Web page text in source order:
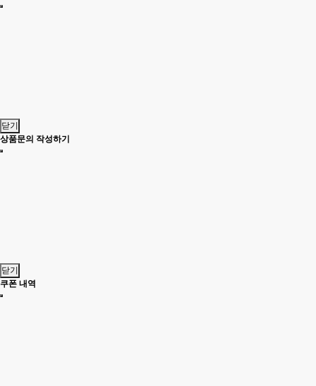
닫기
상품문의 작성하기
닫기
쿠폰 내역